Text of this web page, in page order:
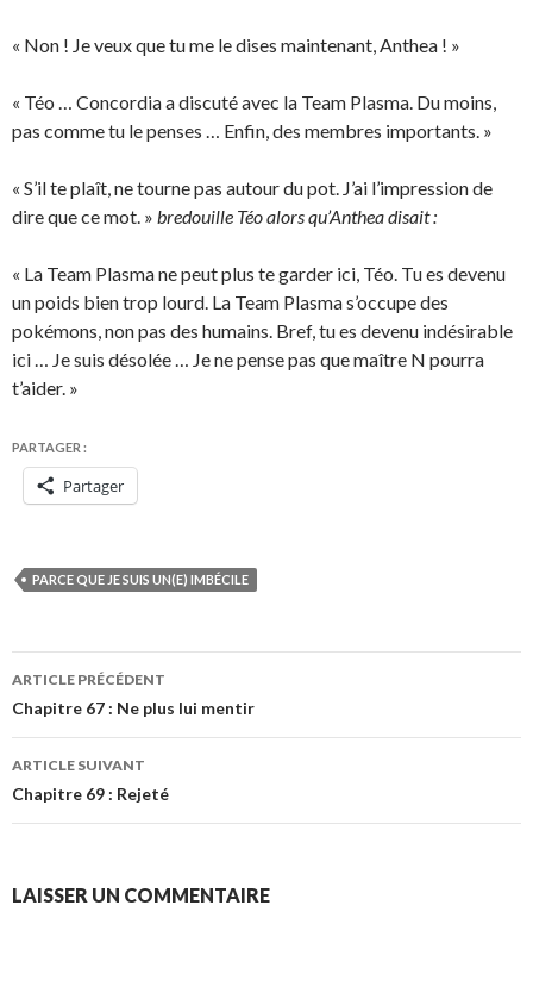
« Non ! Je veux que tu me le dises maintenant, Anthea ! »
« Téo … Concordia a discuté avec la Team Plasma. Du moins,
pas comme tu le penses … Enfin, des membres importants. »
« S’il te plaît, ne tourne pas autour du pot. J’ai l’impression de
dire que ce mot. » bredouille Téo alors qu’Anthea disait :
« La Team Plasma ne peut plus te garder ici, Téo. Tu es devenu
un poids bien trop lourd. La Team Plasma s’occupe des
pokémons, non pas des humains. Bref, tu es devenu indésirable
ici … Je suis désolée … Je ne pense pas que maître N pourra
t’aider. »
PARTAGER :
Partager
PARCE QUE JE SUIS UN(E) IMBÉCILE
Navigation
des
articles
ARTICLE PRÉCÉDENT
Chapitre 67 : Ne plus lui mentir
ARTICLE SUIVANT
Chapitre 69 : Rejeté
LAISSER UN COMMENTAIRE